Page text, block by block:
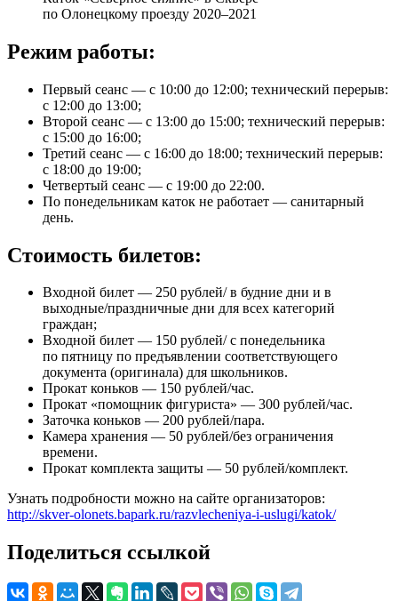
по Олонецкому проезду 2020–2021
Режим работы:
Первый сеанс — с 10:00 до 12:00; технический перерыв:
с 12:00 до 13:00;
Второй сеанс — с 13:00 до 15:00; технический перерыв:
с 15:00 до 16:00;
Третий сеанс — с 16:00 до 18:00; технический перерыв:
с 18:00 до 19:00;
Четвертый сеанс — с 19:00 до 22:00.
По понедельникам каток не работает — санитарный
день.
Стоимость билетов:
Входной билет — 250 рублей/ в будние дни и в
выходные/праздничные дни для всех категорий
граждан;
Входной билет — 150 рублей/ с понедельника
по пятницу по предъявлении соответствующего
документа (оригинала) для школьников.
Прокат коньков — 150 рублей/час.
Прокат «помощник фигуриста» — 300 рублей/час.
Заточка коньков — 200 рублей/пара.
Камера хранения — 50 рублей/без ограничения
времени.
Прокат комплекта защиты — 50 рублей/комплект.
Узнать подробности можно на сайте организаторов:
http://skver-olonets.bapark.ru/razvlecheniya-i-uslugi/katok/
Поделиться ссылкой